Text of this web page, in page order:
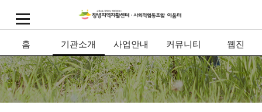
홈 기관소개 사업안내 커뮤니티 웹진